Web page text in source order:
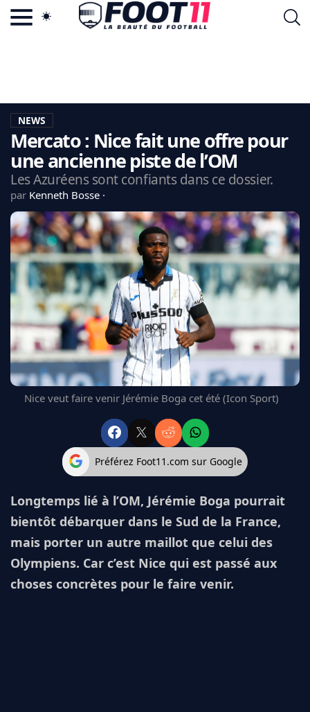
LA CHARTE
VIE PRIVÉE
CGU
CONTACTEZ-NOUS
MERCATO
CDM 2026
EDF
PSG
LIGUE 1
REAL MADRID
FC BARCELONE
MANCHESTER UNITED
CHELSEA
ARSENAL
BAYERN
NEWS
Mercato : Nice fait une offre pour
une ancienne piste de l’OM
Les Azuréens sont confiants dans ce dossier.
par Kenneth Bosse
Nice veut faire venir Jérémie Boga cet été (Icon Sport)
Préférez Foot11.com sur Google
Longtemps lié à l’OM, Jérémie Boga pourrait
bientôt débarquer dans le Sud de la France,
mais porter un autre maillot que celui des
Olympiens. Car c’est Nice qui est passé aux
choses concrètes pour le faire venir.